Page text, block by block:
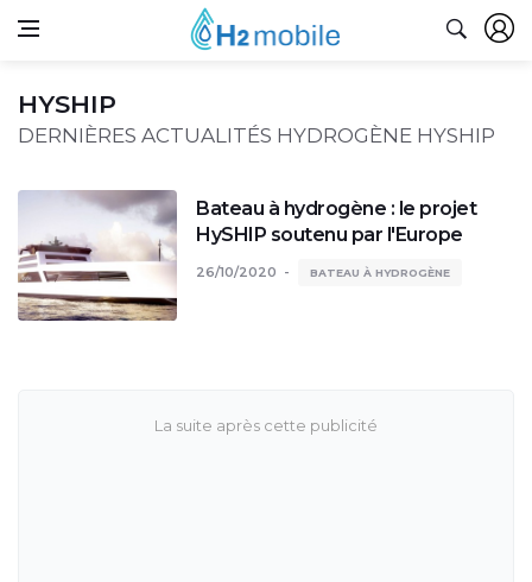
HYSHIP
DERNIÈRES ACTUALITÉS HYDROGÈNE HYSHIP
Bateau à hydrogène : le projet
HySHIP soutenu par l'Europe
26/10/2020 BATEAU À HYDROGÈNE